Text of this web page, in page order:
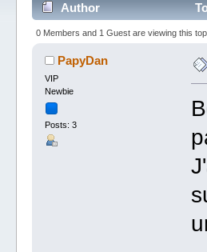
Author
0 Members and 1 Guest are viewing this
PapyDan
VIP
Newbie
Posts: 3